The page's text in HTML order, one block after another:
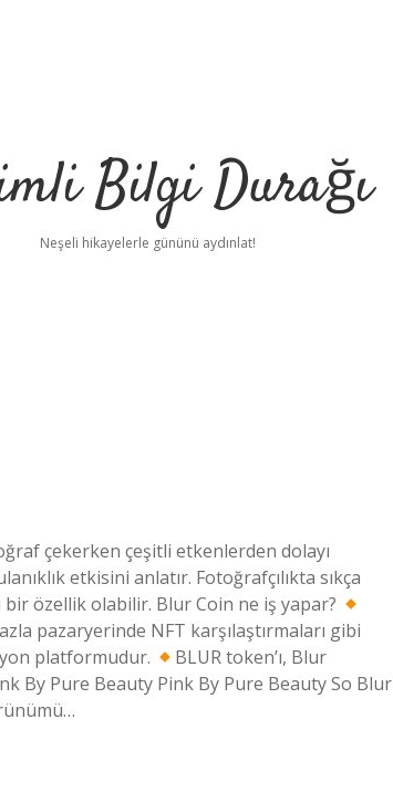
Bilgi Durağı
Neşeli hikayelerle gününü aydınlat!
çekerken çeşitli etkenlerden dolayı
etkisini anlatır. Fotoğrafçılıkta sıkça
özellik olabilir. Blur Coin ne iş yapar?
pazaryerinde NFT karşılaştırmaları gibi
platformudur.
BLUR token’ı, Blur
By Pure Beauty Pink By Pure Beauty So Blur